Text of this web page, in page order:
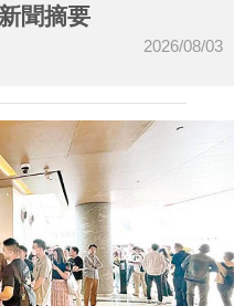
聞摘要
2026/08/03